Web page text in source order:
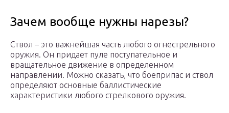
Зачем вообще нужны нарезы?
Ствол – это важнейшая часть любого огнестрельного
оружия. Он придает пуле поступательное и
вращательное движение в определенном
направлении. Можно сказать, что боеприпас и ствол
определяют основные баллистические
характеристики любого стрелкового оружия.